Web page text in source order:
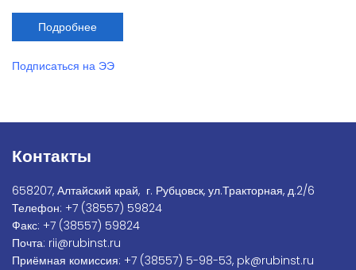
Подробнее
Кафедра
Подписаться на ЭЭ
Контакты
658207, Алтайский край, г. Рубцовск, ул.Тракторная, д.2/6
Телефон: +7 (38557) 59824
Факс: +7 (38557) 59824
Почта: rii@rubinst.ru
Приёмная комиссия: +7 (38557) 5-98-53, pk@rubinst.ru